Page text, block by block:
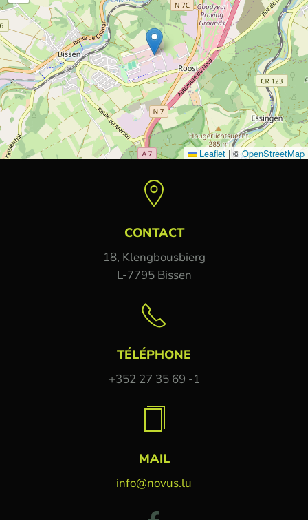
Leaflet | ©OpenStreetMap
CONTACT
18, Klengbousbierg
L-7795 Bissen
TÉLÉPHONE
+352 27 35 69 -1
MAIL
info@novus.lu